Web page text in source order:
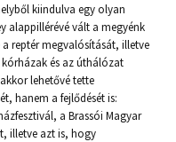
kiindulva egy olyan
alappillérévé vált a megyénk
a reptér megvalósítását, illetve
és az úthálózat
lehetővé tette
hanem a fejlődését is:
a Brassói Magyar
illetve azt is, hogy